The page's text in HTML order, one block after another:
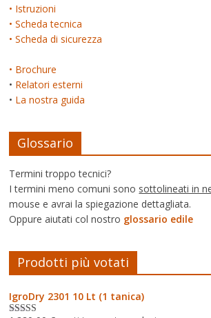
• Istruzioni
• Scheda tecnica
• Scheda di sicurezza
• Brochure
• Relatori esterni
• La nostra guida
Glossario
Termini troppo tecnici?
I termini meno comuni sono sottolineati in
mouse e avrai la spiegazione dettagliata.
Oppure aiutati col nostro glossario edile
Prodotti più votati
IgroDry 2301 10 Lt (1 tanica)